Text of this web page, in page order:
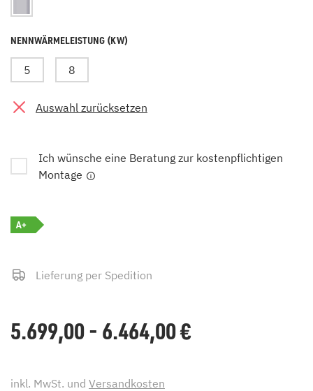
NENNWÄRMELEISTUNG (KW)
5 8
Auswahl zurücksetzen
Ich wünsche eine Beratung zur kostenpflichtigen
Montage
A+
Lieferung per Spedition
5.699,00 - 6.464,00€
inkl. MwSt. und Versandkosten